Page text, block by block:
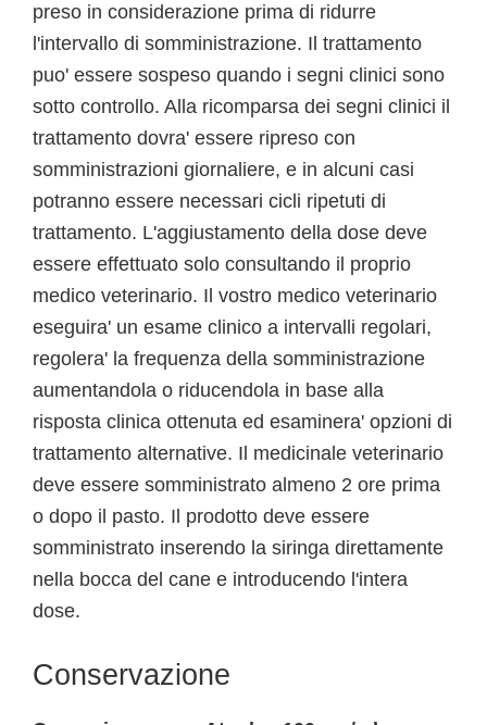
preso in considerazione prima di ridurre
l'intervallo di somministrazione. Il trattamento
puo' essere sospeso quando i segni clinici sono
sotto controllo. Alla ricomparsa dei segni clinici il
trattamento dovra' essere ripreso con
somministrazioni giornaliere, e in alcuni casi
potranno essere necessari cicli ripetuti di
trattamento. L'aggiustamento della dose deve
essere effettuato solo consultando il proprio
medico veterinario. Il vostro medico veterinario
eseguira' un esame clinico a intervalli regolari,
regolera' la frequenza della somministrazione
aumentandola o riducendola in base alla
risposta clinica ottenuta ed esaminera' opzioni di
trattamento alternative. Il medicinale veterinario
deve essere somministrato almeno 2 ore prima
o dopo il pasto. Il prodotto deve essere
somministrato inserendo la siringa direttamente
nella bocca del cane e introducendo l'intera
dose.
Conservazione